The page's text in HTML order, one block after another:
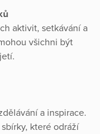
aktivit, setkávání a
všichni být
a inspirace.
které odráží